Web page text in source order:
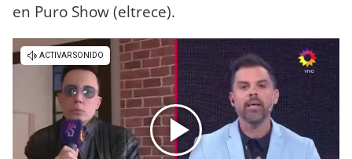
en Puro Show (eltrece).